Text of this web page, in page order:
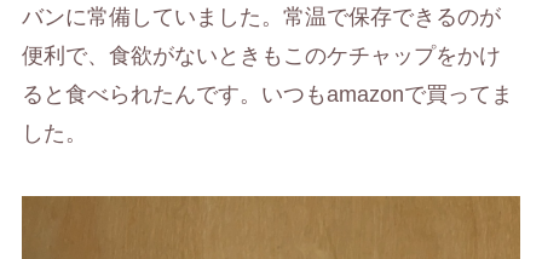
バンに常備していました。常温で保存できるのが
便利で、食欲がないときもこのケチャップをかけ
ると食べられたんです。いつもamazonで買ってま
した。